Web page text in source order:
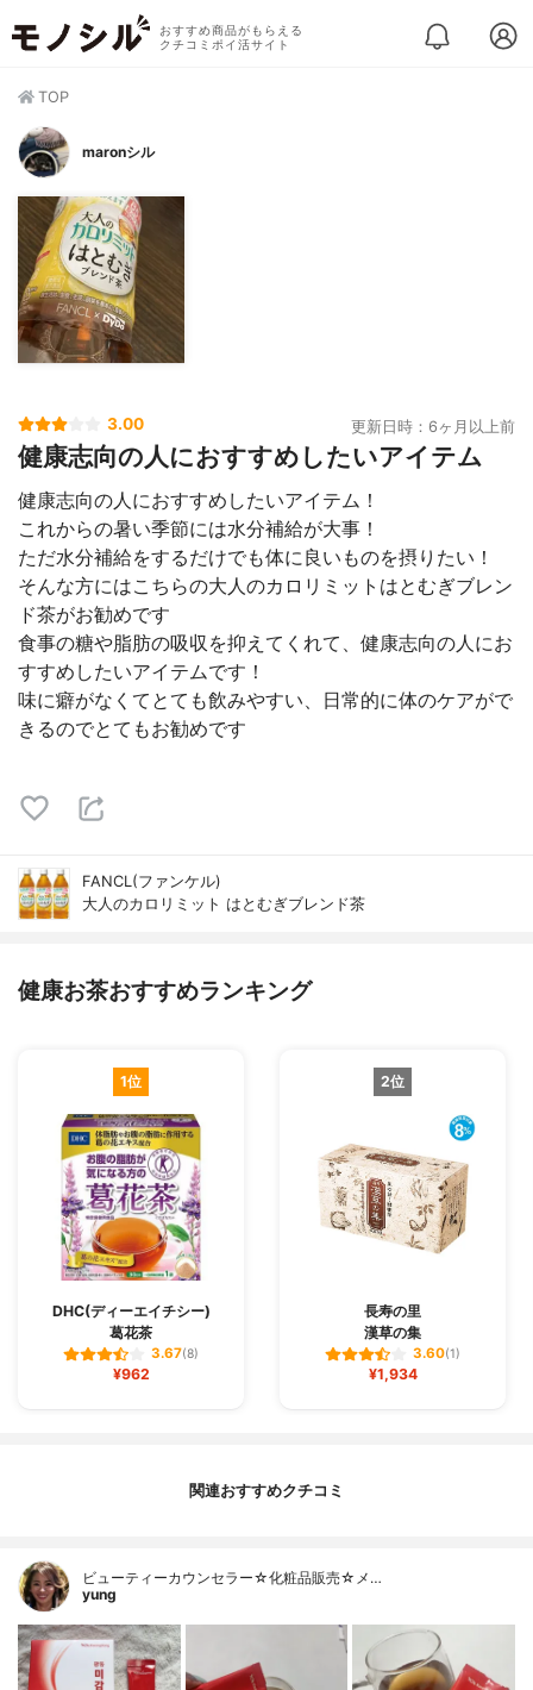
おすすめ商品がもらえる
クチコミポイ活サイト
TOP
maronシル
3.00 更新日時：6ヶ月以上前
健康志向の人におすすめしたいアイテム
健康志向の人におすすめしたいアイテム！
これからの暑い季節には水分補給が大事！
ただ水分補給をするだけでも体に良いものを摂りたい！
そんな方にはこちらの大人のカロリミットはとむぎブレン
ド茶がお勧めです
食事の糖や脂肪の吸収を抑えてくれて、健康志向の人にお
すすめしたいアイテムです！
味に癖がなくてとても飲みやすい、日常的に体のケアがで
きるのでとてもお勧めです
FANCL(ファンケル)
大人のカロリミット はとむぎブレンド茶
健康お茶おすすめランキング
1位
DHC(ディーエイチシー)
葛花茶
3.67(8)
¥962
2位
長寿の里
漢草の集
3.60(1)
¥1,934
関連おすすめクチコミ
ビューティーカウンセラー☆化粧品販売☆メ…
yung